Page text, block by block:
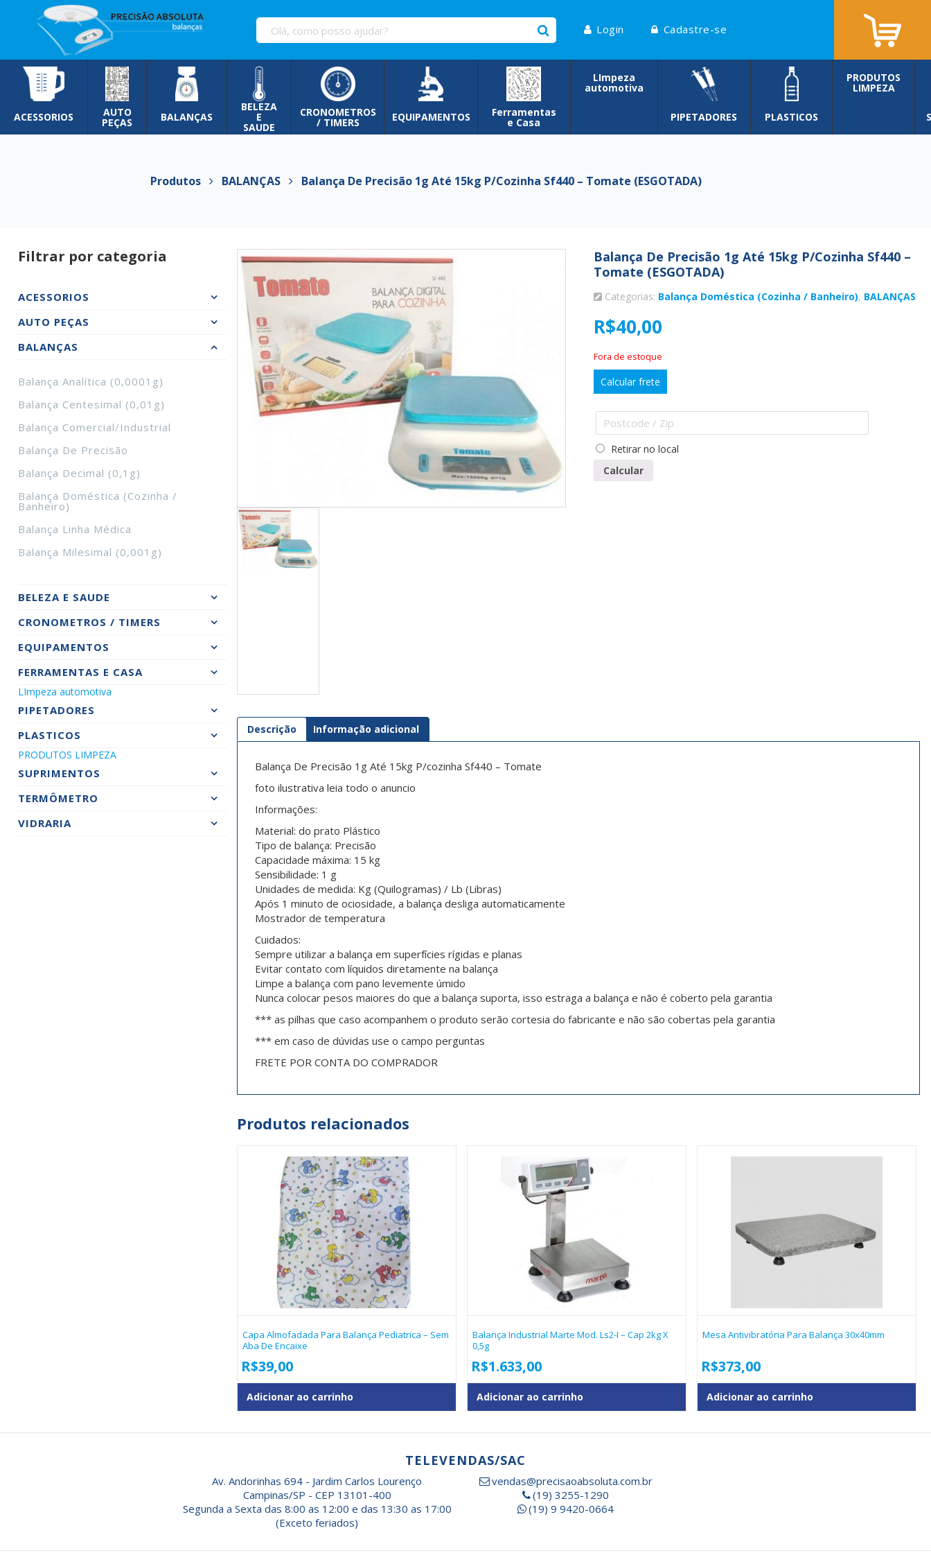
Pular
para
conteúdo
Login Cadastre-se
ACESSORIOS AUTO
PEÇAS BALANÇAS
BELEZA
E
SAUDE
CRONOMETROS
/ TIMERS EQUIPAMENTOS Ferramentas
e Casa
LImpeza
automotiva
PIPETADORES PLASTICOS
PRODUTOS
LIMPEZA
Produtos BALANÇAS Balança De Precisão 1g Até 15kg P/cozinha Sf440 – Tomate (ESGOTADA)
Filtrar por categoria
ACESSORIOS
AUTO PEÇAS
BALANÇAS
Balança Analítica (0,0001g)
Balança Centesimal (0,01g)
Balança Comercial/Industrial
Balança De Precisão
Balança Decimal (0,1g)
Balança Doméstica (Cozinha /
Banheiro)
Balança Linha Médica
Balança Milesimal (0,001g)
BELEZA E SAUDE
CRONOMETROS / TIMERS
EQUIPAMENTOS
FERRAMENTAS E CASA
LImpeza automotiva
PIPETADORES
PLASTICOS
PRODUTOS LIMPEZA
SUPRIMENTOS
TERMÔMETRO
VIDRARIA
Balança De Precisão 1g Até 15kg P/cozinha Sf440 –
Tomate (ESGOTADA)
Categorias: Balança Doméstica (Cozinha / Banheiro), BALANÇAS
R$40,00
Fora de estoque
Calcular frete
Retirar no local
Calcular
Descrição Informação adicional
Balança De Precisão 1g Até 15kg P/cozinha Sf440 – Tomate
foto ilustrativa leia todo o anuncio
Informações:
Material: do prato Plástico
Tipo de balança: Precisão
Capacidade máxima: 15 kg
Sensibilidade: 1 g
Unidades de medida: Kg (Quilogramas) / Lb (Libras)
Após 1 minuto de ociosidade, a balança desliga automaticamente
Mostrador de temperatura
Cuidados:
Sempre utilizar a balança em superfícies rígidas e planas
Evitar contato com líquidos diretamente na balança
Limpe a balança com pano levemente úmido
Nunca colocar pesos maiores do que a balança suporta, isso estraga a balança e não é coberto pela garantia
*** as pilhas que caso acompanhem o produto serão cortesia do fabricante e não são cobertas pela garantia
*** em caso de dúvidas use o campo perguntas
FRETE POR CONTA DO COMPRADOR
Produtos relacionados
Capa Almofadada Para Balança Pediatrica – Sem
Aba De Encaixe
R$39,00
Adicionar ao carrinho
Balança Industrial Marte Mod. Ls2-I – Cap 2kg X
0,5g
R$1.633,00
Adicionar ao carrinho
Mesa Antivibratória Para Balança 30x40mm
R$373,00
Adicionar ao carrinho
TELEVENDAS/SAC
Av. Andorinhas 694 - Jardim Carlos Lourenço
Campinas/SP - CEP 13101-400
Segunda a Sexta das 8:00 as 12:00 e das 13:30 as 17:00
(Exceto feriados)
vendas@precisaoabsoluta.com.br
(19) 3255-1290
(19) 9 9420-0664